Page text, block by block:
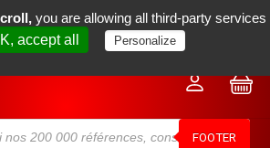
78 34 18 80 contact@rm2m.fr
FOOTER
you are allowing all third-party services
accept all
Personalize